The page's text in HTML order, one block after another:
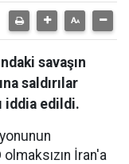
savaşın
saldırılar
iddia edildi.
İran'a